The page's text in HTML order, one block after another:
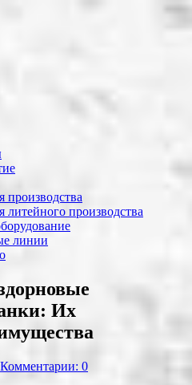
производства
литейного производства
линии
Их
Комментарии: 0